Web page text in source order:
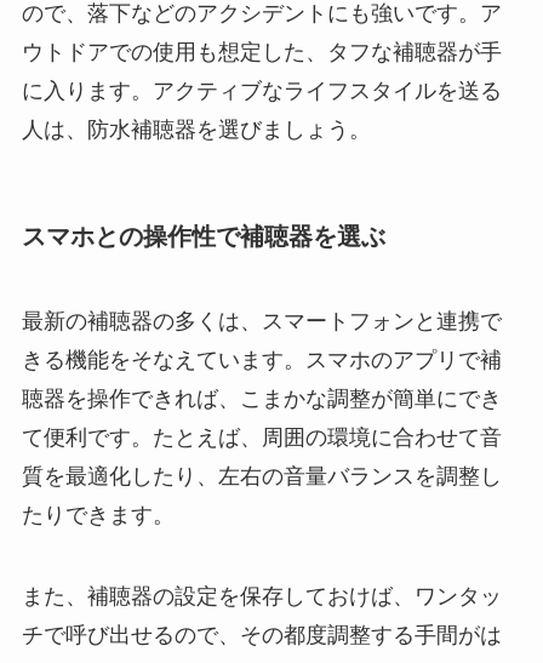
ので、落下などのアクシデントにも強いです。ア
ウトドアでの使用も想定した、タフな補聴器が手
に入ります。アクティブなライフスタイルを送る
人は、防水補聴器を選びましょう。
スマホとの操作性で補聴器を選ぶ
最新の補聴器の多くは、スマートフォンと連携で
きる機能をそなえています。スマホのアプリで補
聴器を操作できれば、こまかな調整が簡単にでき
て便利です。たとえば、周囲の環境に合わせて音
質を最適化したり、左右の音量バランスを調整し
たりできます。
また、補聴器の設定を保存しておけば、ワンタッ
チで呼び出せるので、その都度調整する手間がは